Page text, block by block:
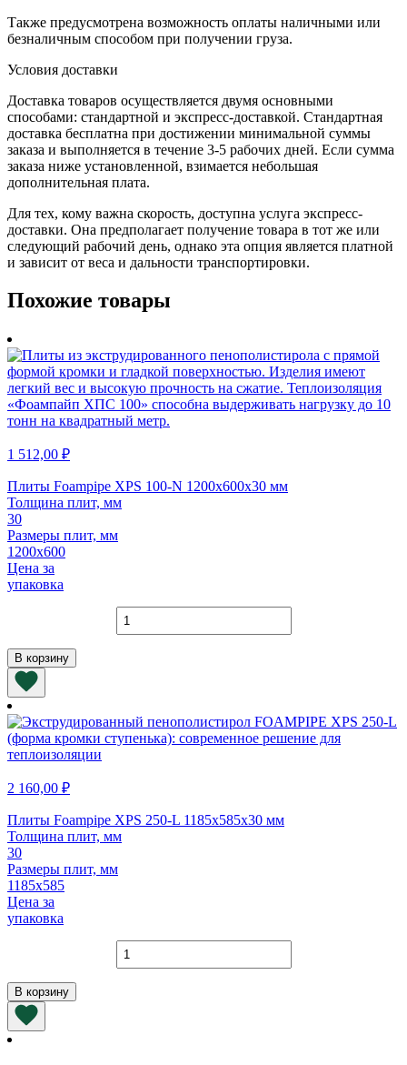
Также предусмотрена возможность оплаты наличными или
безналичным способом при получении груза.
Условия доставки
Доставка товаров осуществляется двумя основными
способами: стандартной и экспресс-доставкой. Стандартная
доставка бесплатна при достижении минимальной суммы
заказа и выполняется в течение 3-5 рабочих дней. Если сумма
заказа ниже установленной, взимается небольшая
дополнительная плата.
Для тех, кому важна скорость, доступна услуга экспресс-
доставки. Она предполагает получение товара в тот же или
следующий рабочий день, однако эта опция является платной
и зависит от веса и дальности транспортировки.
Похожие товары
1 512,00 ₽
Плиты Foampipe XPS 100-N 1200х600х30 мм
Толщина плит, мм
30
Размеры плит, мм
1200х600
Цена за
упаковка
Количество
товара
1200х600х30
мм
В корзину
2 160,00 ₽
Плиты Foampipe XPS 250-L 1185х585х30 мм
Толщина плит, мм
30
Размеры плит, мм
1185х585
Цена за
упаковка
Количество
товара
В корзину